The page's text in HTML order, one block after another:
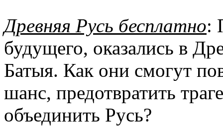
Древняя Русь бесплатно:
будущего, оказались в
Батыя. Как они смогут
шанс, предотвратить
объединить Русь?